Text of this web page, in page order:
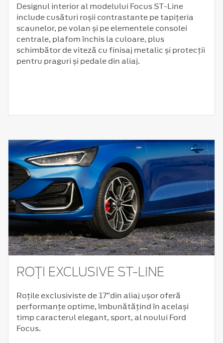
Designul interior al modelului Focus ST-Line
include cusături roșii contrastante pe tapițeria
scaunelor, pe volan și pe elementele consolei
centrale, plafom închis la culoare, plus
schimbător de viteză cu finisaj metalic și protecții
pentru praguri și pedale din aliaj.
ROȚI EXCLUSIVE ST-LINE
Roțile exclusiviste de 17”din aliaj ușor oferă
performanțe optime, îmbunătățind în același
timp caracterul elegant, sport, al noului Ford
Focus.